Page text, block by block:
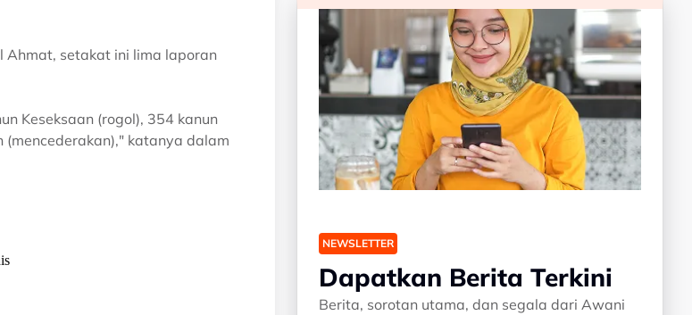
Ahmat, setakat ini lima laporan
Keseksaan (rogol), 354 kanun
(mencederakan)," katanya dalam
NEWSLETTER
Dapatkan Berita Terkini
Berita, sorotan utama, dan segala dari Awani